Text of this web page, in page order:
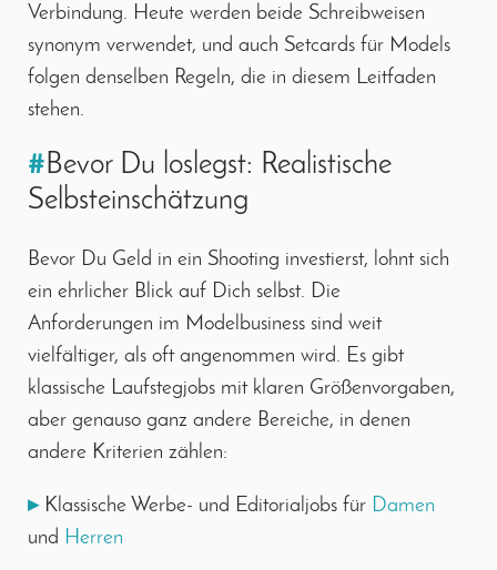
Verbindung. Heute werden beide Schreibweisen
synonym verwendet, und auch Setcards für Models
folgen denselben Regeln, die in diesem Leitfaden
stehen.
#Bevor Du loslegst: Realistische
Selbsteinschätzung
Bevor Du Geld in ein Shooting investierst, lohnt sich
ein ehrlicher Blick auf Dich selbst. Die
Anforderungen im Modelbusiness sind weit
vielfältiger, als oft angenommen wird. Es gibt
klassische Laufstegjobs mit klaren Größenvorgaben,
aber genauso ganz andere Bereiche, in denen
andere Kriterien zählen:
▸Klassische Werbe- und Editorialjobs für Damen
und Herren